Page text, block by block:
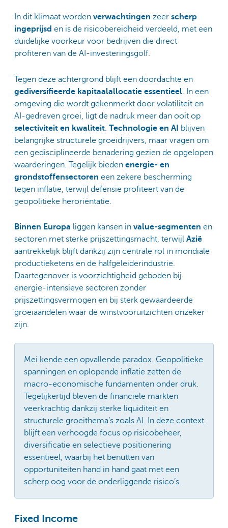
In dit klimaat worden verwachtingen zeer scherp
ingeprijsd en is de risicobereidheid verdeeld, met een
duidelijke voorkeur voor bedrijven die direct
profiteren van de AI-investeringsgolf.
Tegen deze achtergrond blijft een doordachte en
gediversifieerde kapitaalallocatie essentieel. In een
omgeving die wordt gekenmerkt door volatiliteit en
AI-gedreven groei, ligt de nadruk meer dan ooit op
selectiviteit en kwaliteit. Technologie en AI
blijven
belangrijke structurele groeidrijvers, maar vragen om
een gedisciplineerde benadering gezien de opgelopen
waarderingen. Tegelijk bieden energie- en
grondstoffensectoren een zekere bescherming
tegen inflatie, terwijl defensie profiteert van de
geopolitieke heroriëntatie.
Binnen Europa liggen kansen in value-segmenten en
sectoren met sterke prijszettingsmacht, terwijl Azië
aantrekkelijk blijft dankzij zijn centrale rol in mondiale
productieketens en de halfgeleiderindustrie.
Daartegenover is voorzichtigheid geboden bij
energie-intensieve sectoren zonder
prijszettingsvermogen en bij sterk gewaardeerde
groeiaandelen waar de winstvooruitzichten onzeker
zijn.
Mei kende een opvallende paradox. Geopolitieke
spanningen en oplopende inflatie zetten de
macro-economische fundamenten onder druk.
Tegelijkertijd bleven de financiële markten
veerkrachtig dankzij sterke liquiditeit en
structurele groeithema’s zoals AI. In deze context
blijft een verhoogde focus op risicobeheer,
diversificatie en selectieve positionering
essentieel, waarbij het benutten van
opportuniteiten hand in hand gaat met een
scherp oog voor de onderliggende risico’s.
Fixed Income